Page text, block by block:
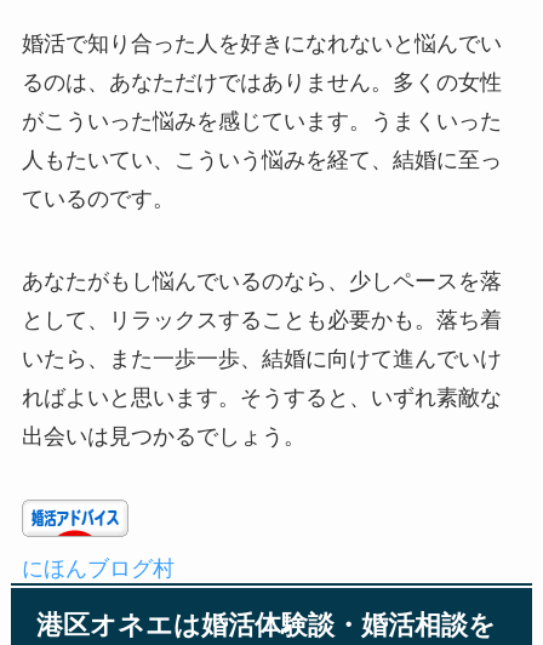
婚活で知り合った人を好きになれないと悩んでい
るのは、あなただけではありません。多くの女性
がこういった悩みを感じています。うまくいった
人もたいてい、こういう悩みを経て、結婚に至っ
ているのです。
あなたがもし悩んでいるのなら、少しペースを落
として、リラックスすることも必要かも。落ち着
いたら、また一歩一歩、結婚に向けて進んでいけ
ればよいと思います。そうすると、いずれ素敵な
出会いは見つかるでしょう。
にほんブログ村
港区オネエは婚活体験談・婚活相談を